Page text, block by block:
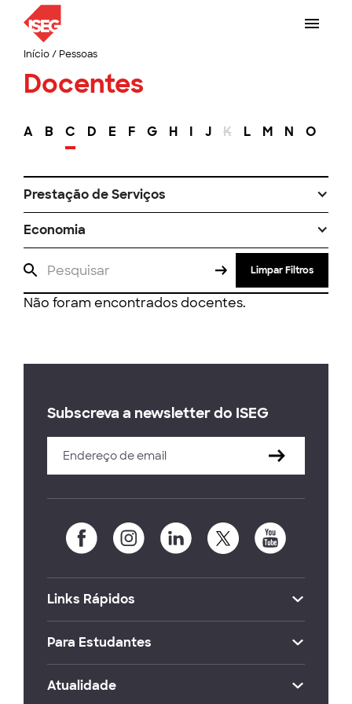
Início/ Pessoas
Docentes
A B C D E F G H I J K L M N O
Prestação de Serviços
Economia
Limpar Filtros
Não foram encontrados docentes.
Subscreva a newsletter do ISEG
Links Rápidos
Para Estudantes
Atualidade